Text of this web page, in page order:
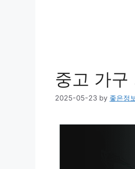
중고 가구
2025-05-23 by 좋은정